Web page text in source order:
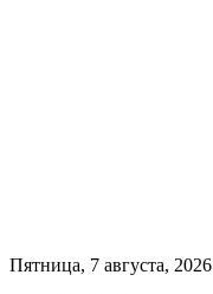
Пятница, 7 августа, 2026